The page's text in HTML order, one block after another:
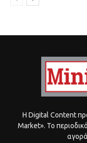
Η Digital Content
Market». Το